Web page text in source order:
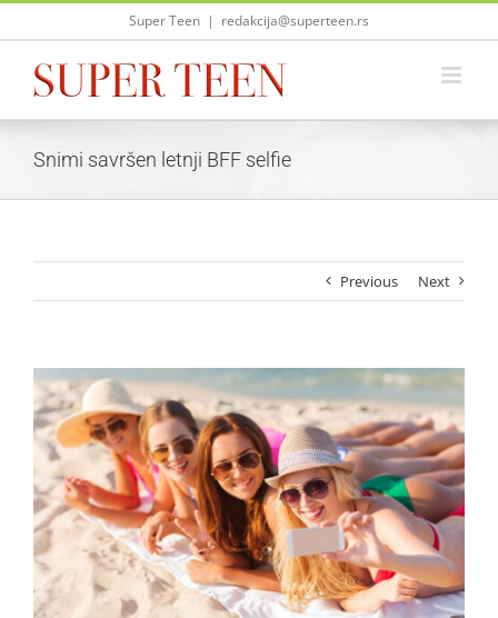
Skip
Super Teen | redakcija@superteen.rs
Snimi savršen letnji BFF selfie
Previous Next
View
Larger
Image